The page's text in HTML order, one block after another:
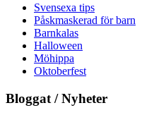
Svensexa tips
Påskmaskerad för barn
Barnkalas
Halloween
Möhippa
Oktoberfest
Bloggat / Nyheter